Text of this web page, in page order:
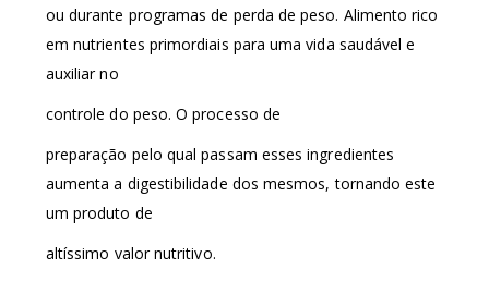
ou durante programas de perda de peso. Alimento rico
em nutrientes primordiais para uma vida saudável e
auxiliar no
controle do peso. O processo de
preparação pelo qual passam esses ingredientes
aumenta a digestibilidade dos mesmos, tornando este
um produto de
altíssimo valor nutritivo.